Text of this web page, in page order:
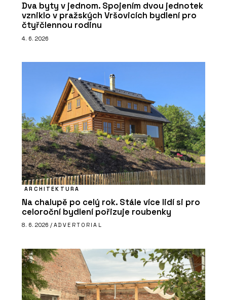
Dva byty v jednom. Spojením dvou jednotek
vzniklo v pražských Vršovicích bydlení pro
čtyřčlennou rodinu
4. 6. 2026
ARCHITEKTURA
Na chalupě po celý rok. Stále více lidí si pro
celoroční bydlení pořizuje roubenky
8. 6. 2026 / ADVERTORIAL